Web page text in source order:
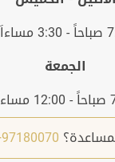
الجمعة
97180070+